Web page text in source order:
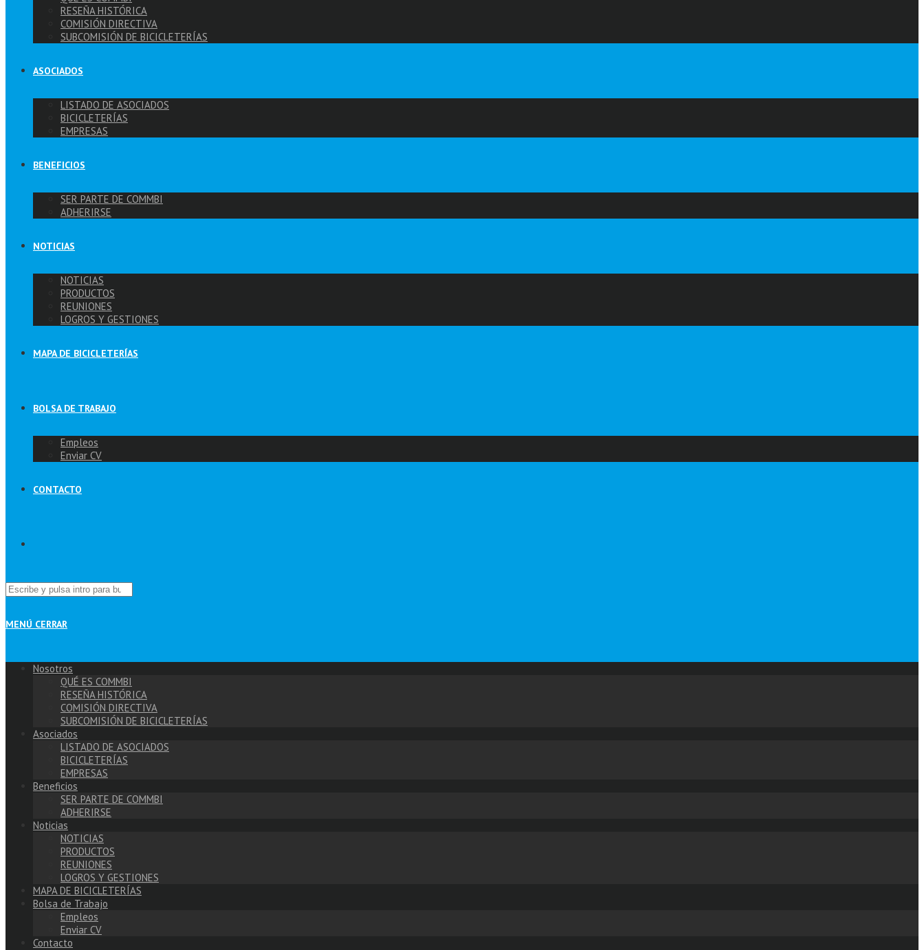
RESEÑA HISTÓRICA
COMISIÓN DIRECTIVA
SUBCOMISIÓN DE BICICLETERÍAS
ASOCIADOS
LISTADO DE ASOCIADOS
BICICLETERÍAS
EMPRESAS
BENEFICIOS
SER PARTE DE COMMBI
ADHERIRSE
NOTICIAS
NOTICIAS
PRODUCTOS
REUNIONES
LOGROS Y GESTIONES
MAPA DE BICICLETERÍAS
BOLSA DE TRABAJO
Empleos
Enviar CV
CONTACTO
Buscar:
MENÚ CERRAR
Nosotros
QUÉ ES COMMBI
RESEÑA HISTÓRICA
COMISIÓN DIRECTIVA
SUBCOMISIÓN DE BICICLETERÍAS
Asociados
LISTADO DE ASOCIADOS
BICICLETERÍAS
EMPRESAS
Beneficios
SER PARTE DE COMMBI
ADHERIRSE
Noticias
NOTICIAS
PRODUCTOS
REUNIONES
LOGROS Y GESTIONES
MAPA DE BICICLETERÍAS
Bolsa de Trabajo
Empleos
Enviar CV
Contacto